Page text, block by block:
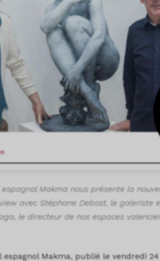
Makma nous présente la
avec Stéphane Debost, le galeriste
le directeur de nos espaces
Makma, publié le vendredi